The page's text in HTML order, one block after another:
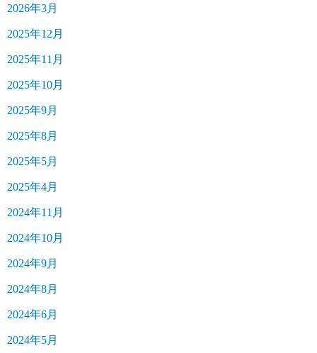
2026年3月
2025年12月
2025年11月
2025年10月
2025年9月
2025年8月
2025年5月
2025年4月
2024年11月
2024年10月
2024年9月
2024年8月
2024年6月
2024年5月